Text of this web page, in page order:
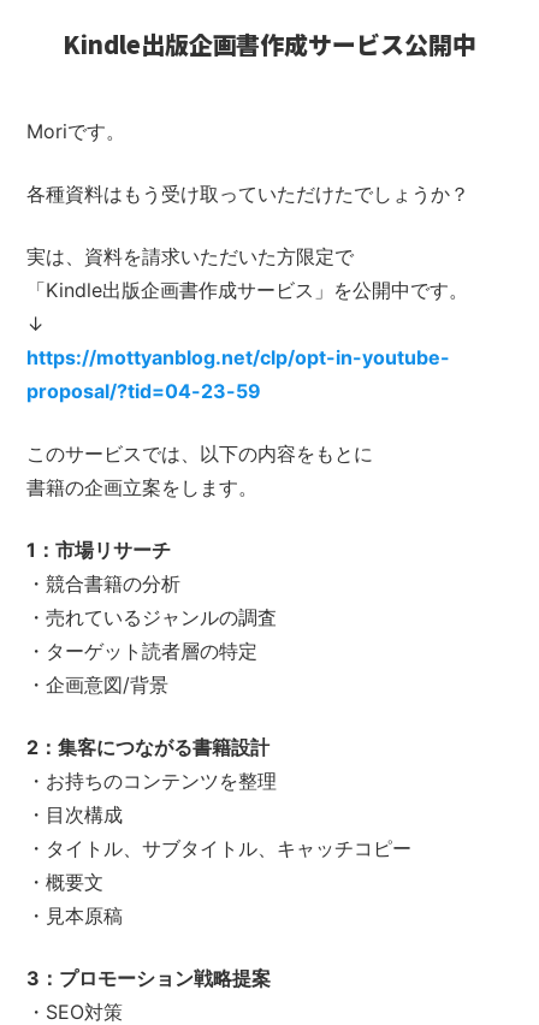
Kindle出版企画書作成サービス公開中
Moriです。
各種資料はもう受け取っていただけたでしょうか？
実は、資料を請求いただいた方限定で
「Kindle出版企画書作成サービス」を公開中です。
↓
https://mottyanblog.net/clp/opt-in-youtube-
proposal/?tid=04-23-59
このサービスでは、以下の内容をもとに
書籍の企画立案をします。
1：市場リサーチ
・競合書籍の分析
・売れているジャンルの調査
・ターゲット読者層の特定
・企画意図/背景
2：集客につながる書籍設計
・お持ちのコンテンツを整理
・目次構成
・タイトル、サブタイトル、キャッチコピー
・概要文
・見本原稿
3：プロモーション戦略提案
・SEO対策